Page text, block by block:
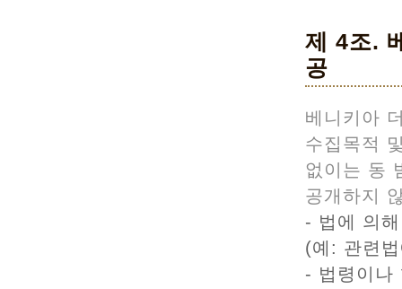
제 4조.
공
베니키아
수집목적
없이는 동
공개하지
- 법에 의
(예: 관련
- 법령이나